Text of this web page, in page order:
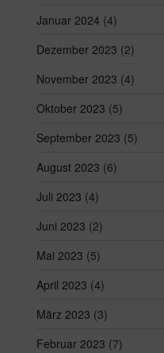
Januar 2024 (4)
Dezember 2023 (2)
November 2023 (4)
Oktober 2023 (5)
September 2023 (5)
August 2023 (6)
Juli 2023 (4)
Juni 2023 (2)
Mai 2023 (5)
April 2023 (4)
März 2023 (3)
Februar 2023 (7)